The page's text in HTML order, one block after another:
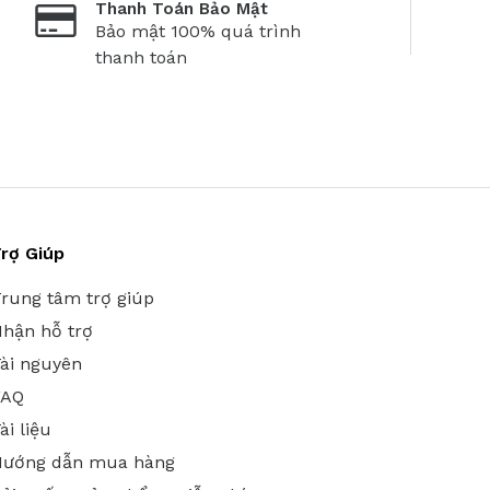
Thanh Toán Bảo Mật
Bảo mật 100% quá trình
thanh toán
Giúp
tâm trợ giúp
hỗ trợ
nguyên
liệu
dẫn mua hàng